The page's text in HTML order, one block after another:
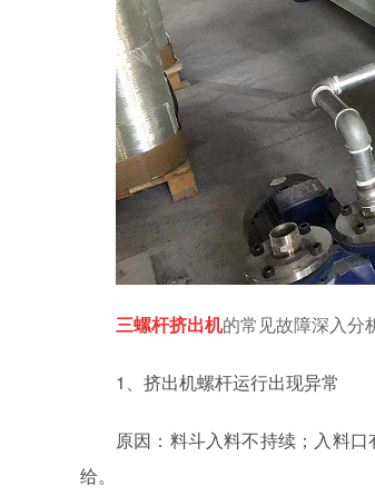
三螺杆挤出机的常见故障深入分
1、挤出机螺杆运行出现异常
原因：料斗入料不持续；入料
给。